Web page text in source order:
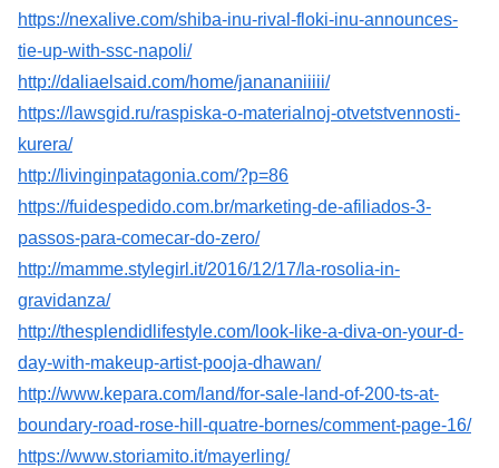
https://nexalive.com/shiba-inu-rival-floki-inu-announces-
tie-up-with-ssc-napoli/
http://daliaelsaid.com/home/janananiiiii/
https://lawsgid.ru/raspiska-o-materialnoj-otvetstvennosti-
kurera/
http://livinginpatagonia.com/?p=86
https://fuidespedido.com.br/marketing-de-afiliados-3-
passos-para-comecar-do-zero/
http://mamme.stylegirl.it/2016/12/17/la-rosolia-in-
gravidanza/
http://thesplendidlifestyle.com/look-like-a-diva-on-your-d-
day-with-makeup-artist-pooja-dhawan/
http://www.kepara.com/land/for-sale-land-of-200-ts-at-
boundary-road-rose-hill-quatre-bornes/comment-page-16/
https://www.storiamito.it/mayerling/